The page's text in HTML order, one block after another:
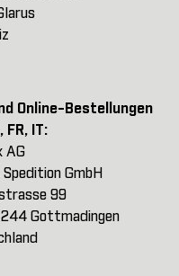
Online-Bestellungen
FR, IT:
AG
GmbH
99
Gottmadingen